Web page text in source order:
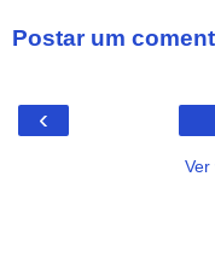
Postar um
‹
Ver